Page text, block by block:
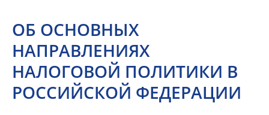
ОБ ОСНОВНЫХ
НАПРАВЛЕНИЯХ
НАЛОГОВОЙ ПОЛИТИКИ В
РОССИЙСКОЙ ФЕДЕРАЦИИ